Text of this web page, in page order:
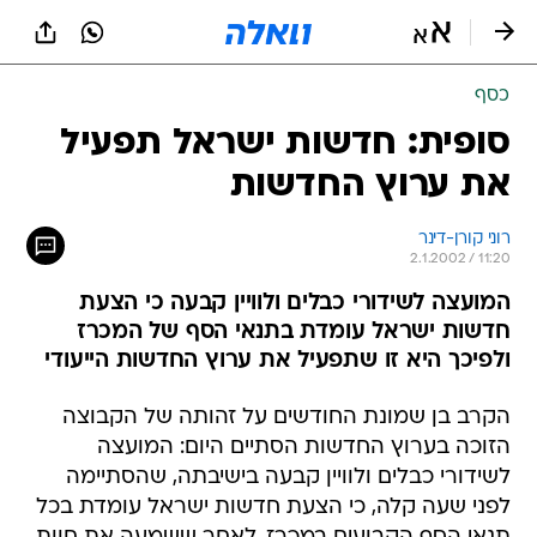
כסף
סופית: חדשות ישראל תפעיל
את ערוץ החדשות
רוני קורן-דינר
2.1.2002 / 11:20
המועצה לשידורי כבלים ולוויין קבעה כי הצעת
חדשות ישראל עומדת בתנאי הסף של המכרז
ולפיכך היא זו שתפעיל את ערוץ החדשות הייעודי
הקרב בן שמונת החודשים על זהותה של הקבוצה
הזוכה בערוץ החדשות הסתיים היום: המועצה
לשידורי כבלים ולוויין קבעה בישיבתה, שהסתיימה
לפני שעה קלה, כי הצעת חדשות ישראל עומדת בכל